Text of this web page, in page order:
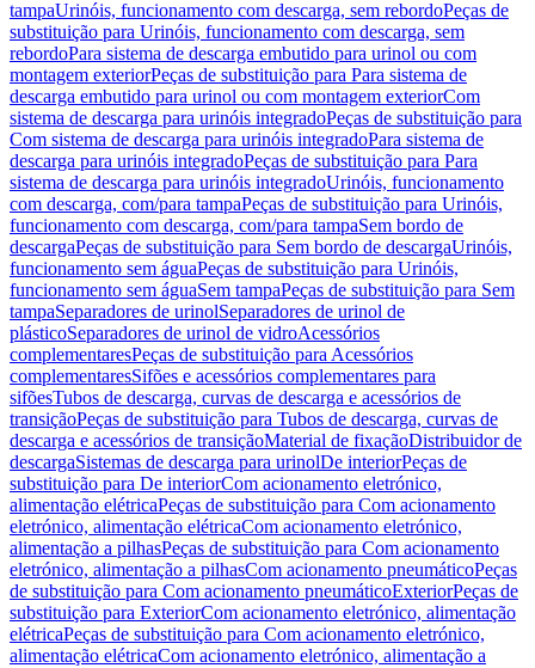
tampaUrinóis, funcionamento com descarga, sem rebordoPeças de
substituição para Urinóis, funcionamento com descarga, sem
rebordoPara sistema de descarga embutido para urinol ou com
montagem exteriorPeças de substituição para Para sistema de
descarga embutido para urinol ou com montagem exteriorCom
sistema de descarga para urinóis integradoPeças de substituição para
Com sistema de descarga para urinóis integradoPara sistema de
descarga para urinóis integradoPeças de substituição para Para
sistema de descarga para urinóis integradoUrinóis, funcionamento
com descarga, com/para tampaPeças de substituição para Urinóis,
funcionamento com descarga, com/para tampaSem bordo de
descargaPeças de substituição para Sem bordo de descargaUrinóis,
funcionamento sem águaPeças de substituição para Urinóis,
funcionamento sem águaSem tampaPeças de substituição para Sem
tampaSeparadores de urinolSeparadores de urinol de
plásticoSeparadores de urinol de vidroAcessórios
complementaresPeças de substituição para Acessórios
complementaresSifões e acessórios complementares para
sifõesTubos de descarga, curvas de descarga e acessórios de
transiçãoPeças de substituição para Tubos de descarga, curvas de
descarga e acessórios de transiçãoMaterial de fixaçãoDistribuidor de
descargaSistemas de descarga para urinolDe interiorPeças de
substituição para De interiorCom acionamento eletrónico,
alimentação elétricaPeças de substituição para Com acionamento
eletrónico, alimentação elétricaCom acionamento eletrónico,
alimentação a pilhasPeças de substituição para Com acionamento
eletrónico, alimentação a pilhasCom acionamento pneumáticoPeças
de substituição para Com acionamento pneumáticoExteriorPeças de
substituição para ExteriorCom acionamento eletrónico, alimentação
elétricaPeças de substituição para Com acionamento eletrónico,
alimentação elétricaCom acionamento eletrónico, alimentação a